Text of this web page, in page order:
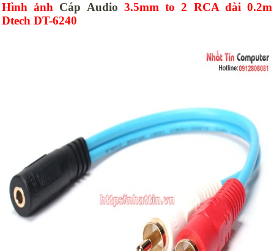
Hình ảnh Cáp Audio 3.5mm to 2 RCA dài 0.2m
Dtech DT-6240